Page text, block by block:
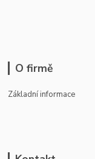
O firmě
Základní informace